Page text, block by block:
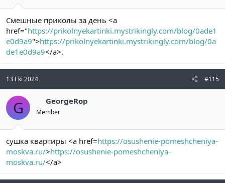
Смешные приколы за день <a
href="https://prikolnyekartinki.mystrikingly.com/blog/0ade1
e0d9a9">https://prikolnyekartinki.mystrikingly.com/blog/0a
de1e0d9a9</a>.
13 Eki 2024 #115
G GeorgeRop
Member
сушка квартиры <a href=https://osushenie-pomeshcheniya-
moskva.ru/>https://osushenie-pomeshcheniya-
moskva.ru/</a>